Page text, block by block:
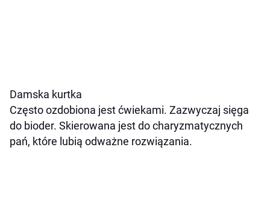
Damska kurtka
Często ozdobiona jest ćwiekami. Zazwyczaj sięga
do bioder. Skierowana jest do charyzmatycznych
pań, które lubią odważne rozwiązania.